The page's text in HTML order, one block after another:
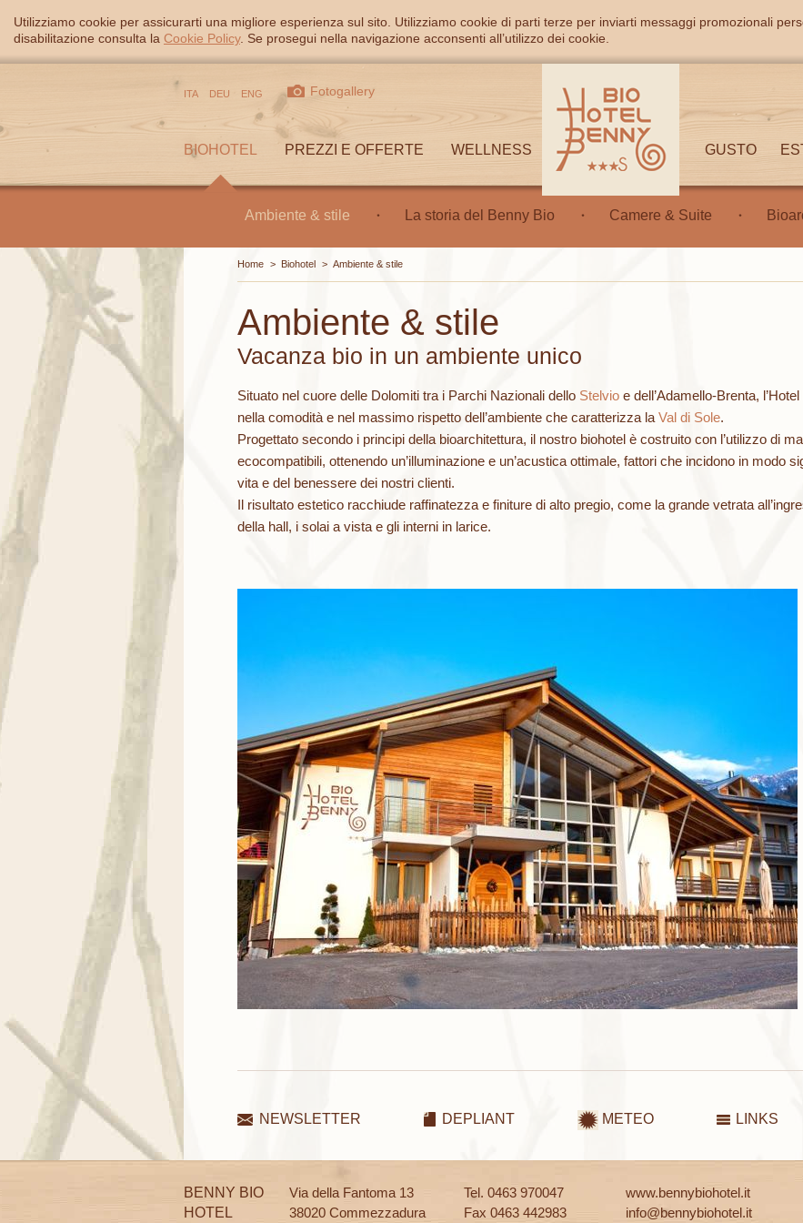
Utilizziamo cookie per assicurarti una migliore esperienza sul sito. Utilizziamo cookie di parti terze per inviarti messaggi promozionali
disabilitazione consulta la Cookie Policy. Se prosegui nella navigazione acconsenti all’utilizzo dei cookie.
BIOHOTEL PREZZI E OFFERTE WELLNESS GUSTO
Ambiente & stile La storia del Benny Bio Camere & Suite
ITA DEU ENG Fotogallery
Ambiente & stile
Vacanza bio in un ambiente unico
Situato nel cuore delle Dolomiti tra i Parchi Nazionali dello Stelvio e dell’Adamello-Brenta,
nella comodità e nel massimo rispetto dell’ambiente che caratterizza la Val di Sole.
Progettato secondo i principi della bioarchitettura, il nostro biohotel è costruito con l’utilizzo di
ecocompatibili, ottenendo un’illuminazione e un’acustica ottimale, fattori che incidono in modo
vita e del benessere dei nostri clienti.
Il risultato estetico racchiude raffinatezza e finiture di alto pregio, come la grande vetrata
della hall, i solai a vista e gli interni in larice.
Home > Biohotel > Ambiente & stile
NEWSLETTER DEPLIANT METEO LINKS
BENNY BIO
HOTEL
Via della Fantoma 13
38020 Commezzadura
Tel. 0463 970047
Fax 0463 442983
www.bennybiohotel.it
info@bennybiohotel.it